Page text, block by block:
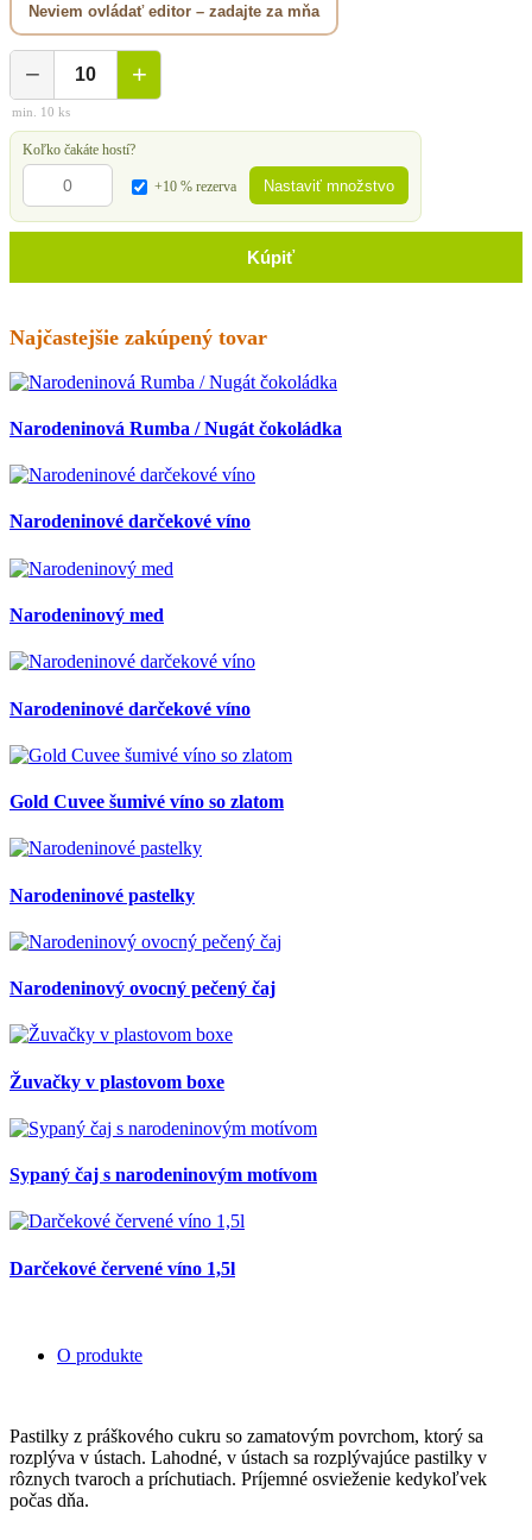
Neviem ovládať editor – zadajte za mňa
− +
min. 10 ks
Koľko čakáte hostí?
+10 % rezerva Nastaviť množstvo
Kúpiť
Najčastejšie zakúpený tovar
Narodeninová Rumba / Nugát čokoládka
Narodeninové darčekové víno
Narodeninový med
Narodeninové darčekové víno
Gold Cuvee šumivé víno so zlatom
Narodeninové pastelky
Narodeninový ovocný pečený čaj
Žuvačky v plastovom boxe
Sypaný čaj s narodeninovým motívom
Darčekové červené víno 1,5l
O produkte
Pastilky z práškového cukru so zamatovým povrchom, ktorý sa
rozplýva v ústach. Lahodné, v ústach sa rozplývajúce pastilky v
rôznych tvaroch a príchutiach. Príjemné osvieženie kedykoľvek
počas dňa.